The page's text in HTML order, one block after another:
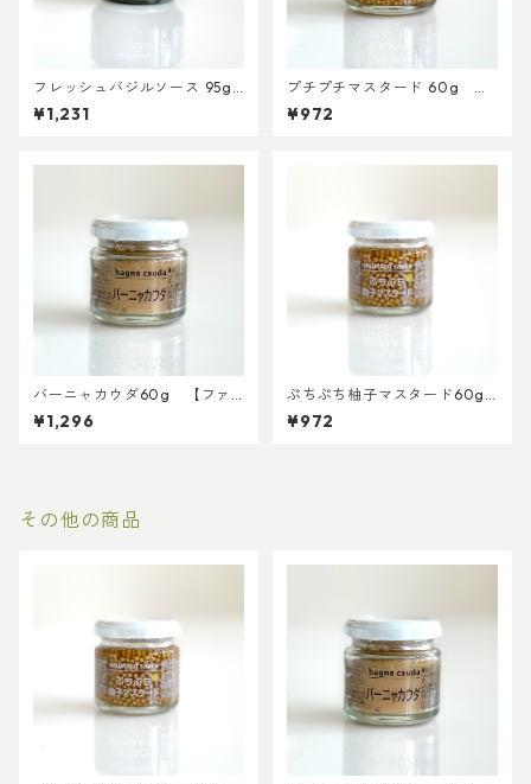
フレッシュバジルソース 95g
【ファインド・ニューズ】
【3,980円以上送料無料】（添
¥1,231
プチプチマスタード 60g
【ファインド・ニューズ】【3,
980円以上送料無料】（添加
¥972
バーニャカウダ60g 【ファ
インド・ニューズ】【3,980円
以上送料無料】（添加物、保
¥1,296
ぷちぷち柚子マスタード60g
【ファインド・ニューズ】
【3,980円以上送料無料】（添
¥972
その他の商品